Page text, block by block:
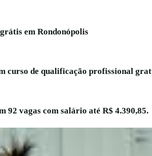
em Rondonópolis
curso de qualificação profissional
92 vagas com salário até R$ 4.390,85.